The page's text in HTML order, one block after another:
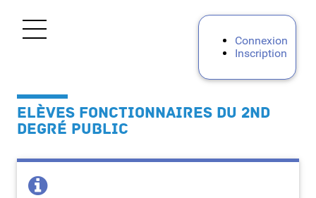
Connexion
Inscription
Ouvrir le menu
Personnels d'encadrement
Second degré
ELÈVES FONCTIONNAIRES DU 2ND
DEGRÉ PUBLIC